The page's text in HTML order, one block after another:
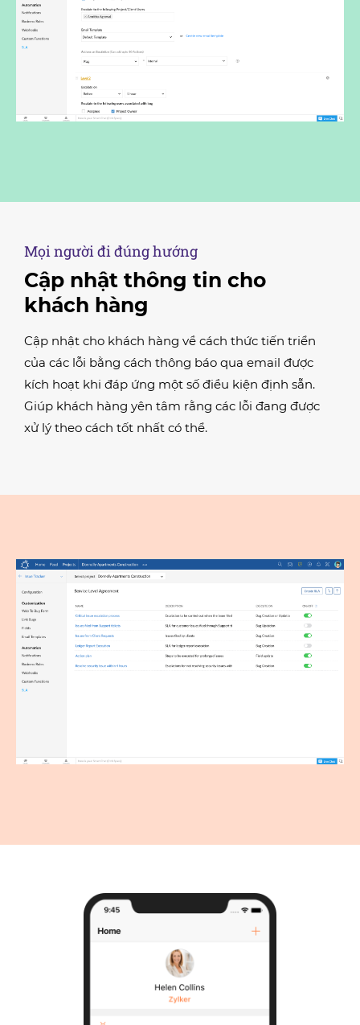
Mọi người đi đúng hướng
Cập nhật thông tin cho
khách hàng
Cập nhật cho khách hàng về cách thức tiến triển
của các lỗi bằng cách thông báo qua email được
kích hoạt khi đáp ứng một số điều kiện định sẵn.
Giúp khách hàng yên tâm rằng các lỗi đang được
xử lý theo cách tốt nhất có thể.